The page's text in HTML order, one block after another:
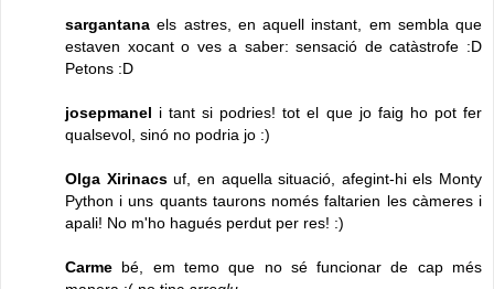
sargantana els astres, en aquell instant, em sembla que
estaven xocant o ves a saber: sensació de catàstrofe :D
Petons :D
josepmanel i tant si podries! tot el que jo faig ho pot fer
qualsevol, sinó no podria jo :)
Olga Xirinacsuf, en aquella situació, afegint-hi els Monty
Python i uns quants taurons només faltarien les càmeres i
apali! No m'ho hagués perdut per res! :)
Carme bé, em temo que no sé funcionar de cap més